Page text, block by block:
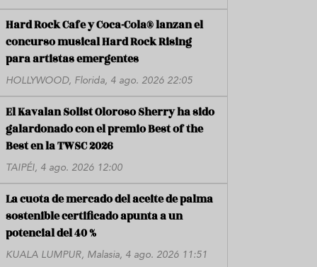
Hard Rock Cafe y Coca-Cola® lanzan el
concurso musical Hard Rock Rising
para artistas emergentes
HOLLYWOOD, Florida, 4 ago. 2026 22:05
El Kavalan Solist Oloroso Sherry ha sido
galardonado con el premio Best of the
Best en la TWSC 2026
TAIPÉI, 4 ago. 2026 12:00
La cuota de mercado del aceite de palma
sostenible certificado apunta a un
potencial del 40 %
KUALA LUMPUR, Malasia, 4 ago. 2026 11:51